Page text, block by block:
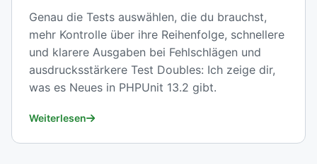
Genau die Tests auswählen, die du brauchst,
mehr Kontrolle über ihre Reihenfolge, schnellere
und klarere Ausgaben bei Fehlschlägen und
ausdrucksstärkere Test Doubles: Ich zeige dir,
was es Neues in PHPUnit 13.2 gibt.
Weiterlesen